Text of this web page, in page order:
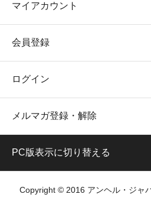
マイアカウント
会員登録
ログイン
メルマガ登録・解除
PC版表示に切り替える
Copyright © 2016 アンヘル・ジャ